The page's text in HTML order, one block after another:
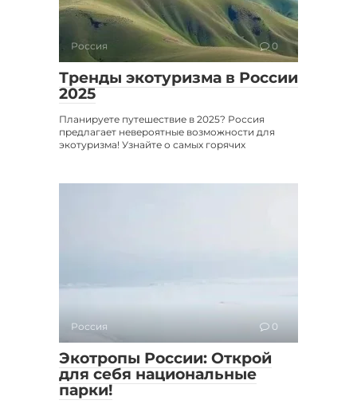
Россия 0
Тренды экотуризма в России
2025
Планируете путешествие в 2025? Россия
предлагает невероятные возможности для
экотуризма! Узнайте о самых горячих
Россия 0
Экотропы России: Открой
для себя национальные
парки!